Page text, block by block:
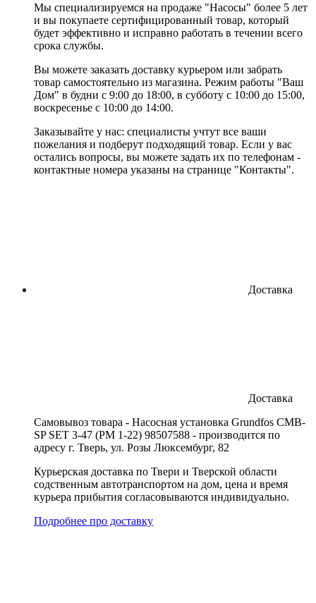
Мы специализируемся на продаже "Насосы" более 5 лет
и вы покупаете сертифицированный товар, который
будет эффективно и исправно работать в течении всего
срока службы.
Вы можете заказать доставку курьером или забрать
товар самостоятельно из магазина. Режим работы "Ваш
Дом" в будни с 9:00 до 18:00, в субботу с 10:00 до 15:00,
воскресенье с 10:00 до 14:00.
Заказывайте у нас: специалисты учтут все ваши
пожелания и подберут подходящий товар. Если у вас
остались вопросы, вы можете задать их по телефонам -
контактные номера указаны на странице "Контакты".
Доставка
Доставка
Cамовывоз товара - Насосная установка Grundfos CMB-
SP SET 3-47 (PM 1-22) 98507588 - производится по
адресу г. Тверь, ул. Розы Люксембург, 82
Курьерская доставка по Твери и Тверской области
содственным автотранспортом на дом, цена и время
курьера прибытия согласовываются индивидуально.
Подробнее про доставку